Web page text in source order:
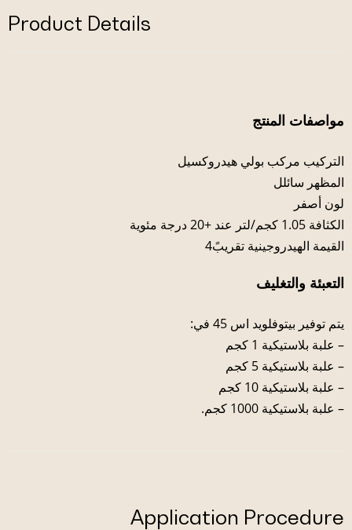
Product Details
مواصفات المنتج
التركيب مركب بولي هيدروكسيل
المظهر سائلل
لون أصفر
الكثافة 1.05 كجم/لتر عند +20 درجة مئوية
القيمة الهيدروجينية تقريبً4
التعبئة والتغليف
يتم توفير بيتوفلويد اس 45 في:
– علبة بلاستيكية 1 كجم
– علبة بلاستيكية 5 كجم
– علبة بلاستيكية 10 كجم
– علبة بلاستيكية 1000 كجم.
Application Procedure